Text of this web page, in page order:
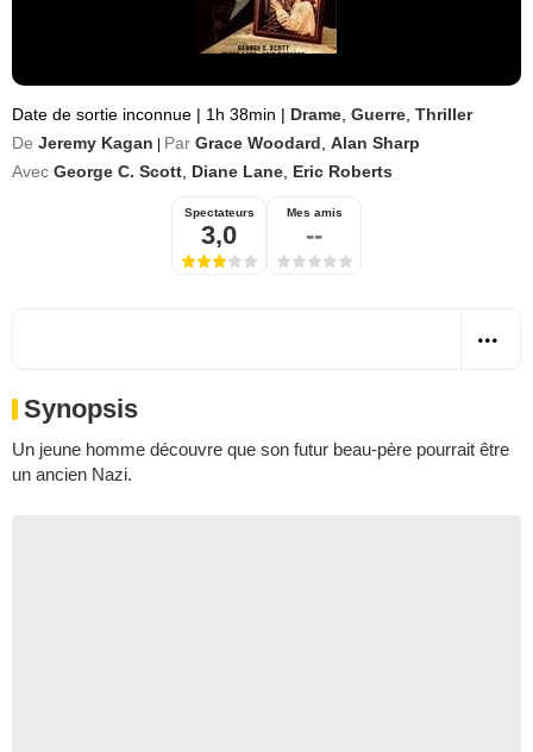
Date de sortie inconnue | 1h 38min | Drame Guerre Thriller
De Jeremy Kagan Par Grace Woodard Alan Sharp
Avec George C. Scott Diane Lane Eric Roberts
Spectateurs
3,0
Mes amis
--
Synopsis
Un jeune homme découvre que son futur beau-père pourrait être
un ancien Nazi.